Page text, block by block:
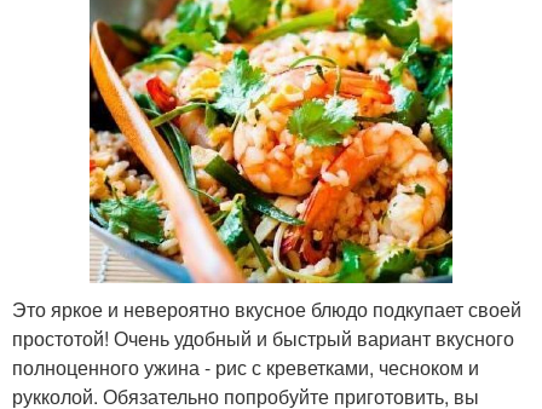
Это яркое и невероятно вкусное блюдо подкупает своей
простотой! Очень удобный и быстрый вариант вкусного
полноценного ужина - рис с креветками, чесноком и
рукколой. Обязательно попробуйте приготовить, вы